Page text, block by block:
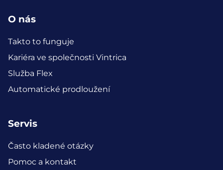
O nás
Takto to funguje
Kariéra ve společnosti Vintrica
Služba Flex
Automatické prodloužení
Servis
Často kladené otázky
Pomoc a kontakt